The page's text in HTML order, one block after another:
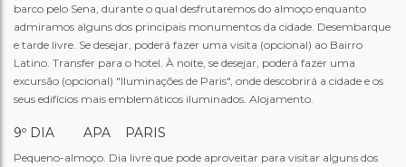
barco pelo Sena, durante o qual desfrutaremos do almoço enquanto
admiramos alguns dos principais monumentos da cidade. Desembarque
e tarde livre. Se desejar, poderá fazer uma visita (opcional) ao Bairro
Latino. Transfer para o hotel. À noite, se desejar, poderá fazer uma
excursão (opcional) "Iluminações de Paris", onde descobrirá a cidade e os
seus edifícios mais emblemáticos iluminados. Alojamento.
9º DIA APA PARIS
Pequeno-almoço. Dia livre que pode aproveitar para visitar alguns dos